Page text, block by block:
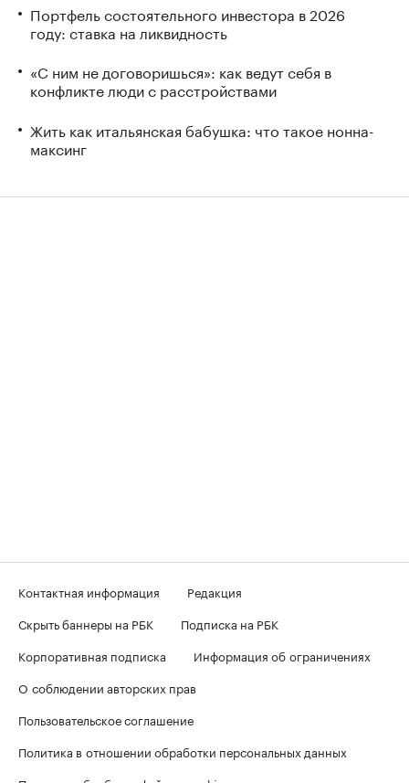
Портфель состоятельного инвестора в 2026
году: ставка на ликвидность
«С ним не договоришься»: как ведут себя в
конфликте люди с расстройствами
Жить как итальянская бабушка: что такое нонна-
максинг
Контактная информация
Редакция
Скрыть баннеры на РБК
Подписка на РБК
Корпоративная подписка
Информация об ограничениях
О соблюдении авторских прав
Пользовательское соглашение
Политика в отношении обработки персональных данных